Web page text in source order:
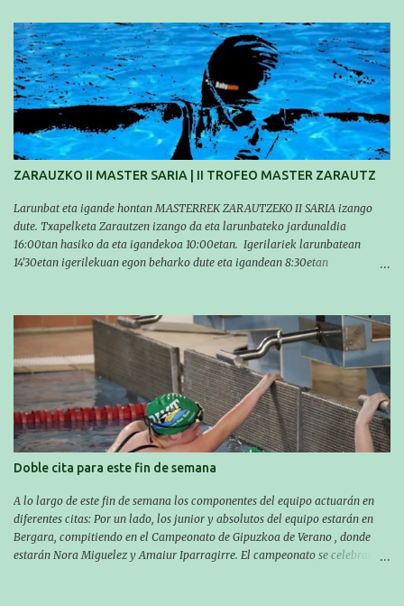
marcas. A pesar de no conseguir marca, pasaron una tarde muy buena y
sirvió para reforzar su experiencia. La mayoría ya ha terminado la
temporada, pero seguiremos trabajando con quienes están en la recta final,
trabajando para que cada uno consiga sus objetivos personales. BRNPWR!
ZARAUZKO II MASTER SARIA | II TROFEO MASTER ZARAUTZ
Larunbat eta igande hontan MASTERREK ZARAUTZEKO II SARIA izango
dute. Txapelketa Zarautzen izango da eta larunbateko jardunaldia
16:00tan hasiko da eta igandekoa 10:00etan. Igerilariek larunbatean
14'30etan igerilekuan egon beharko dute eta igandean 8:30etan
domingo los MASTERS tendrán el II TROFEO MASTER DE ZARAUTZ. La
competición se celebrará en Zarautz a las 16:00 la jornada del sabado y a
las 10:00 la del domingo. Los/las nadadores/as tendrán que estar en la
piscina a las 14:30 el sabado y a las 8:30 el domingo (polideportivo
Aritzbatalde). SERIES
Doble cita para este fin de semana
A lo largo de este fin de semana los componentes del equipo actuarán en
diferentes citas: Por un lado, los junior y absolutos del equipo estarán en
Bergara, compitiendo en el Campeonato de Gipuzkoa de Verano , donde
estarán Nora Miguelez y Amaiur Iparragirre. El campeonato se celebrará